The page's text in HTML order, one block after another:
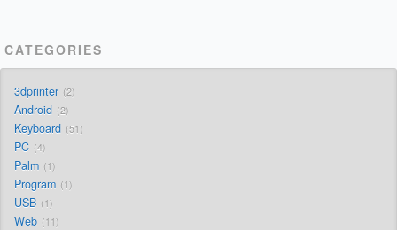
CATEGORIES
3dprinter 2
Android 2
Keyboard 51
PC 4
Palm 1
Program 1
USB 1
Web 11